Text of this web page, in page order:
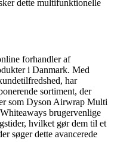
dette multifunktionelle
forhandler af
i Danmark. Med
har
sortiment, der
som Dyson Airwrap Multi
brugervenlige
hvilket gør dem til et
søger dette avancerede